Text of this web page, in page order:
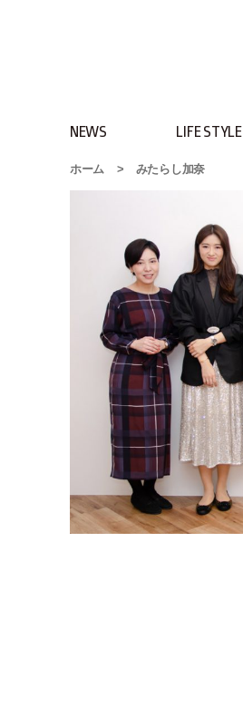
NEWS LIFE STYLE
ホーム > みたらし加奈